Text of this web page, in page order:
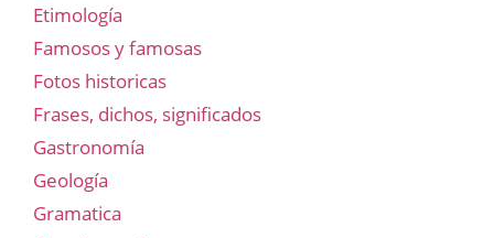
Etimología
Famosos y famosas
Fotos historicas
Frases, dichos, significados
Gastronomía
Geología
Gramatica